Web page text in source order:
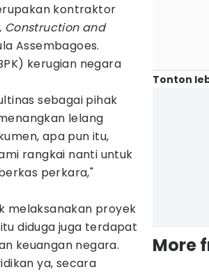
kontraktor
Construction and
Assembagoes.
kerugian negara
sebagai pihak
lelang
apa pun itu,
rangkai nanti untuk
perkara,"
melaksanakan proyek
diduga juga terdapat
keuangan negara.
ya, secara
Tonton
More